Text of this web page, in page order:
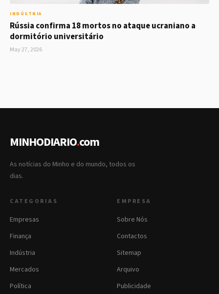
INDÚSTRIA
Rússia confirma 18 mortos no ataque ucraniano a
dormitório universitário
May 27, 2026
MINHODIARIO.com
As notícias do Minho e do mundo, todos os
dias.
CATEGORIAS
Empresas
Finança
Indústria
Mercados
Política
EMPRESA
Sobre Nós
Contactos
Sitemap
Arquivo
Publicidade